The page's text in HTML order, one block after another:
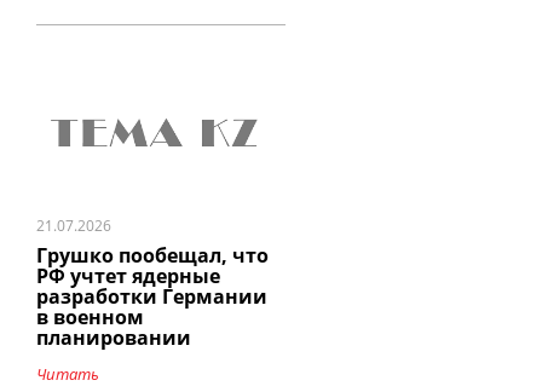
21.07.2026
Грушко пообещал, что
РФ учтет ядерные
разработки Германии
в военном
планировании
Читать